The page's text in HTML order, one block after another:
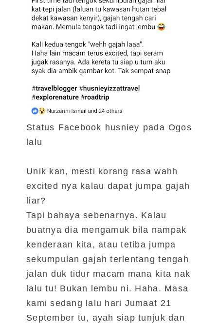
Status Facebook husniey pada Ogos
lalu
Unik kan, mesti korang rasa wahh
excited nya kalau dapat jumpa gajah
liar?
Tapi bahaya sebenarnya. Kalau
buatnya dia mengamuk bila nampak
kenderaan kita, atau tetiba jumpa
sekumpulan gajah terlentang tengah
jalan duk tidur macam mana kita nak
lalu tu! Bukan lembu ni. Haha. Masa
kami sedang lalu hari Jumaat 21
September tu, ayah siap tunjuk dan